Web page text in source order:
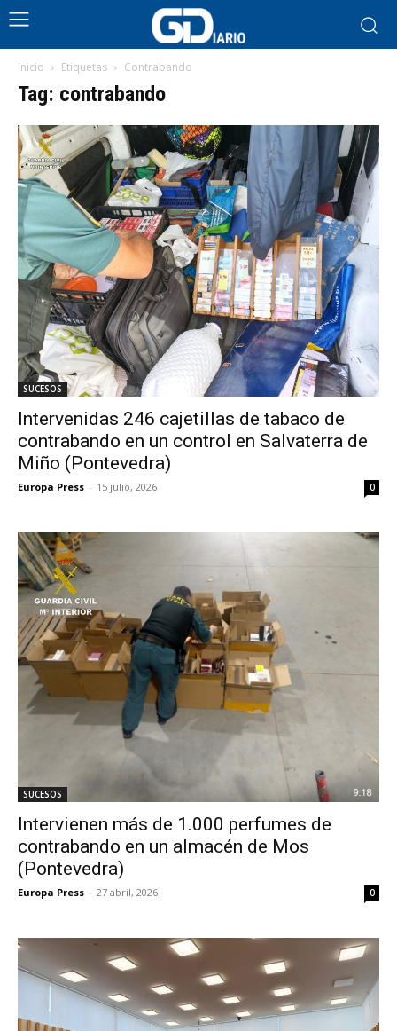
Inicio Etiquetas Contrabando
Tag: contrabando
SUCESOS
Intervenidas 246 cajetillas de tabaco de
contrabando en un control en Salvaterra de
Miño (Pontevedra)
Europa Press - 15 julio, 2026 0
SUCESOS
Intervienen más de 1.000 perfumes de
contrabando en un almacén de Mos
(Pontevedra)
Europa Press - 27 abril, 2026 0